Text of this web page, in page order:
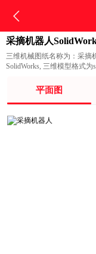
采摘机器人
三维机械图纸名称为：采摘
SolidWorks, 三维模型格式
平面图